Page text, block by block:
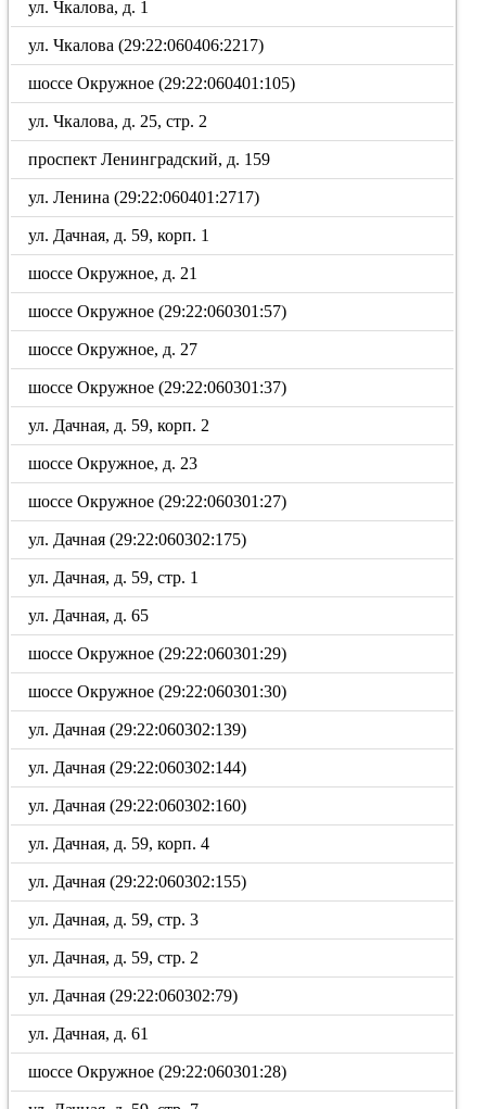
ул. Чкалова, д. 1
ул. Чкалова (29:22:060406:2217)
шоссе Окружное (29:22:060401:105)
ул. Чкалова, д. 25, стр. 2
проспект Ленинградский, д. 159
ул. Ленина (29:22:060401:2717)
ул. Дачная, д. 59, корп. 1
шоссе Окружное, д. 21
шоссе Окружное (29:22:060301:57)
шоссе Окружное, д. 27
шоссе Окружное (29:22:060301:37)
ул. Дачная, д. 59, корп. 2
шоссе Окружное, д. 23
шоссе Окружное (29:22:060301:27)
ул. Дачная (29:22:060302:175)
ул. Дачная, д. 59, стр. 1
ул. Дачная, д. 65
шоссе Окружное (29:22:060301:29)
шоссе Окружное (29:22:060301:30)
ул. Дачная (29:22:060302:139)
ул. Дачная (29:22:060302:144)
ул. Дачная (29:22:060302:160)
ул. Дачная, д. 59, корп. 4
ул. Дачная (29:22:060302:155)
ул. Дачная, д. 59, стр. 3
ул. Дачная, д. 59, стр. 2
ул. Дачная (29:22:060302:79)
ул. Дачная, д. 61
шоссе Окружное (29:22:060301:28)